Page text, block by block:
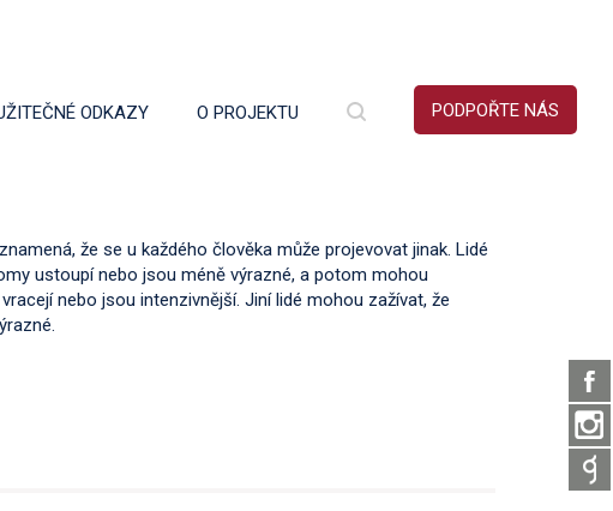
PODPOŘTE NÁS
ODKAZY O PROJEKTU
že se u každého člověka může projevovat jinak. Lidé
ustoupí nebo jsou méně výrazné, a potom mohou
nebo jsou intenzivnější. Jiní lidé mohou zažívat, že